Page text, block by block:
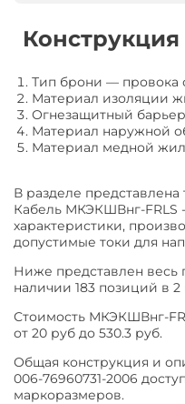
Тип брони — провока
Материал изоляции
Огнезащитный барьер
Материал наружной
Материал медной
В разделе
Кабель МКЭКШВнг-FRLS
характеристики,
допустимые токи для
Ниже представлен весь
наличии 183 позиций в 2
Стоимость МКЭКШВнг-
от 20 руб до 530.3 руб.
Общая конструкция и
006-76960731-2006
маркоразмеров.